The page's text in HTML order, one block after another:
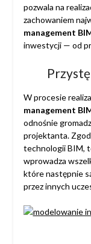
pozwala na
zachowaniem
management
inwestycji — od
W procesie
management
odnośnie
projektanta.
technologii BIM,
wprowadza
które następnie
przez innych